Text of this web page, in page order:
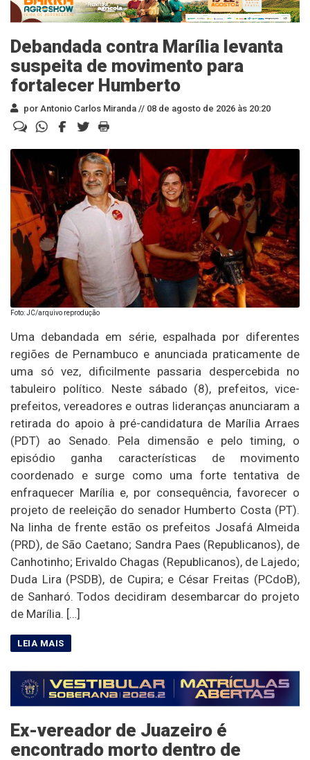
Debandada contra Marília levanta
suspeita de movimento para
fortalecer Humberto
por Antonio Carlos Miranda // 08 de agosto de 2026 às 20:20
Foto: JC/arquivo reprodução
Uma debandada em série, espalhada por diferentes
regiões de Pernambuco e anunciada praticamente de
uma só vez, dificilmente passaria despercebida no
tabuleiro político. Neste sábado (8), prefeitos, vice-
prefeitos, vereadores e outras lideranças anunciaram a
retirada do apoio à pré-candidatura de Marília Arraes
(PDT) ao Senado. Pela dimensão e pelo timing, o
episódio ganha características de movimento
coordenado e surge como uma forte tentativa de
enfraquecer Marília e, por consequência, favorecer o
projeto de reeleição do senador Humberto Costa (PT).
Na linha de frente estão os prefeitos Josafá Almeida
(PRD), de São Caetano; Sandra Paes (Republicanos), de
Canhotinho; Erivaldo Chagas (Republicanos), de Lajedo;
Duda Lira (PSDB), de Cupira; e César Freitas (PCdoB),
de Sanharó. Todos decidiram desembarcar do projeto
de Marília. […]
Ex-vereador de Juazeiro é
encontrado morto dentro de